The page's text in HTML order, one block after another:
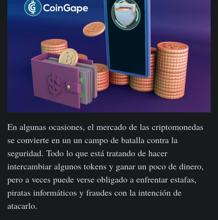
En algunas ocasiones, el mercado de las criptomonedas
se convierte en un un campo de batalla contra la
seguridad. Todo lo que está tratando de hacer
intercambiar algunos tokens y ganar un poco de dinero,
pero a veces puede verse obligado a enfrentar estafas,
piratas informáticos y fraudes con la intención de
atacarlo.